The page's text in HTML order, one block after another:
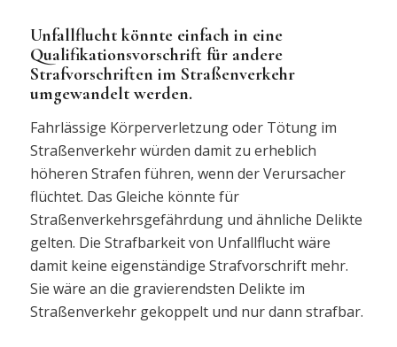
Unfallflucht könnte einfach in eine
Qualifikationsvorschrift für andere
Strafvorschriften im Straßenverkehr
umgewandelt werden.
Fahrlässige Körperverletzung oder Tötung im
Straßenverkehr würden damit zu erheblich
höheren Strafen führen, wenn der Verursacher
flüchtet. Das Gleiche könnte für
Straßenverkehrsgefährdung und ähnliche Delikte
gelten. Die Strafbarkeit von Unfallflucht wäre
damit keine eigenständige Strafvorschrift mehr.
Sie wäre an die gravierendsten Delikte im
Straßenverkehr gekoppelt und nur dann strafbar.